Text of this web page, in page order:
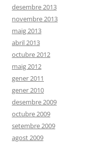
desembre 2013
novembre 2013
maig 2013
abril 2013
octubre 2012
maig 2012
gener 2011
gener 2010
desembre 2009
octubre 2009
setembre 2009
agost 2009